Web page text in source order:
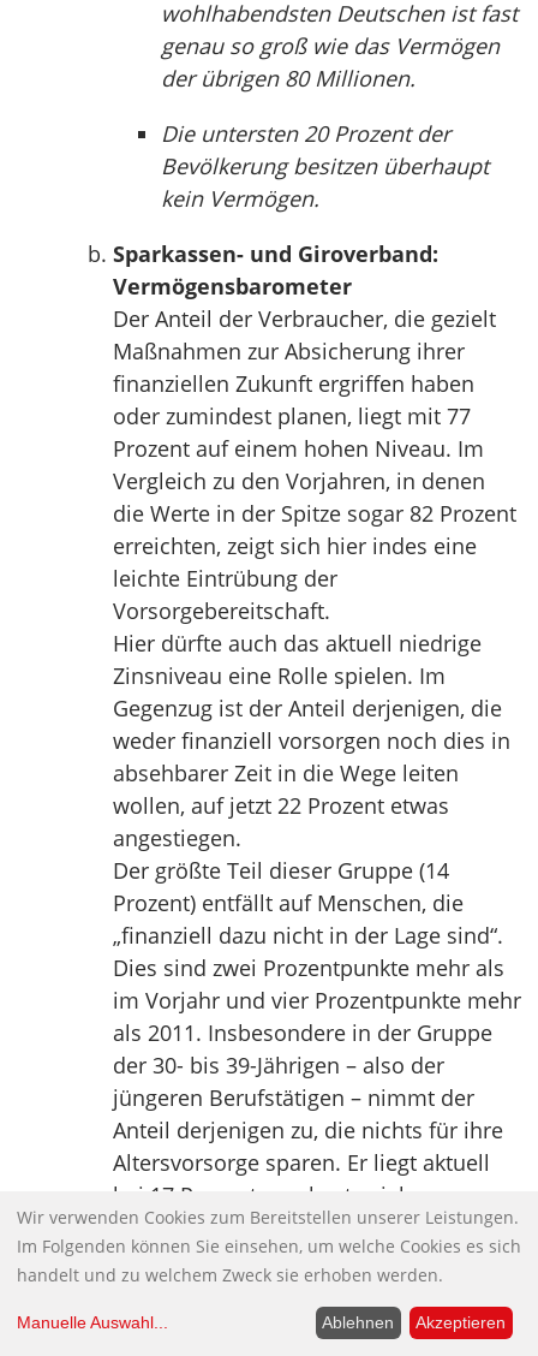
wohlhabendsten Deutschen ist fast
genau so groß wie das Vermögen
der übrigen 80 Millionen.
Die untersten 20 Prozent der
Bevölkerung besitzen überhaupt
kein Vermögen.
Sparkassen- und Giroverband:
Vermögensbarometer
Der Anteil der Verbraucher, die gezielt
Maßnahmen zur Absicherung ihrer
finanziellen Zukunft ergriffen haben
oder zumindest planen, liegt mit 77
Prozent auf einem hohen Niveau. Im
Vergleich zu den Vorjahren, in denen
die Werte in der Spitze sogar 82 Prozent
erreichten, zeigt sich hier indes eine
leichte Eintrübung der
Vorsorgebereitschaft.
Hier dürfte auch das aktuell niedrige
Zinsniveau eine Rolle spielen. Im
Gegenzug ist der Anteil derjenigen, die
weder finanziell vorsorgen noch dies in
absehbarer Zeit in die Wege leiten
wollen, auf jetzt 22 Prozent etwas
angestiegen.
Der größte Teil dieser Gruppe (14
Prozent) entfällt auf Menschen, die
„finanziell dazu nicht in der Lage sind“.
Dies sind zwei Prozentpunkte mehr als
im Vorjahr und vier Prozentpunkte mehr
als 2011. Insbesondere in der Gruppe
der 30- bis 39-Jährigen – also der
jüngeren Berufstätigen – nimmt der
Anteil derjenigen zu, die nichts für ihre
Altersvorsorge sparen. Er liegt aktuell
bei 17 Prozent, markante sieben
Prozentpunkte über demVorjahreswert.
Nur noch vier Prozent der Befragten
ausreichend. Getragen wird dieses
Wir verwenden Cookies zum Bereitstellen unserer Leistungen.
Im Folgenden können Sie einsehen, um welche Cookies es sich
handelt und zu welchem Zweck sie erhoben werden.
Manuelle Auswahl... Ablehnen Akzeptieren